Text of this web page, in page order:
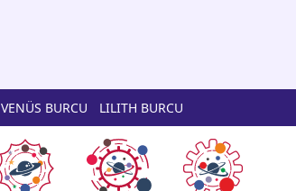
VENÜS BURCU LILITH BURCU